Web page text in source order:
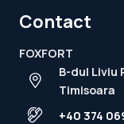
Contact
FOXFORT
B-dul Liviu
Timisoara
+40 374